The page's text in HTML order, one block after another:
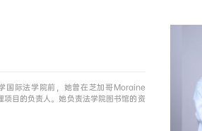
国际法学院前，她曾在芝加哥Moraine
目的负责人。她负责法学院图书馆的资